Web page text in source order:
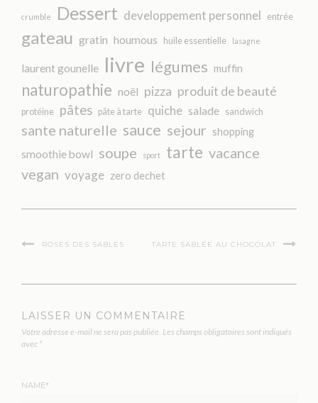
crumble Dessert developpement personnel entrée
gateau gratin houmous huile essentielle lasagne
laurent gounelle livre légumes muffin
naturopathie noël pizza produit de beauté
protéine pâtes pâte à tarte quiche salade sandwich
sante naturelle sauce sejour shopping
smoothie bowl soupe sport tarte vacance
vegan voyage zero dechet
ROSES DES SABLES TARTE SABLÉE AU CHOCOLAT
LAISSER UN COMMENTAIRE
Votre adresse e-mail ne sera pas publiée. Les champs obligatoires sont indiqués
avec *
NAME*